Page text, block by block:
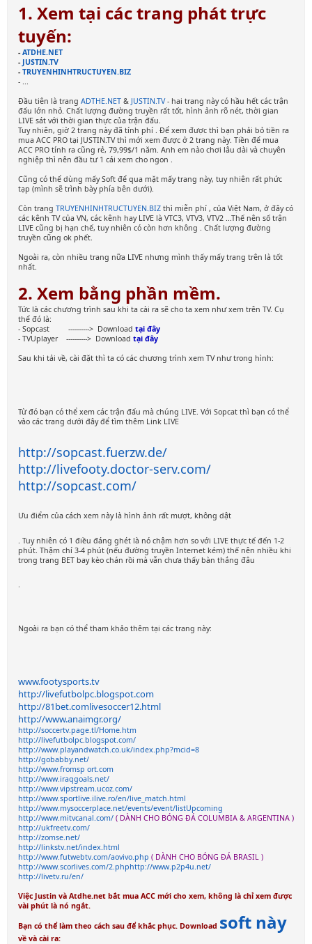
1. Xem tại các trang phát trực
tuyến:
- ATDHE.NET
- JUSTIN.TV
- TRUYENHINHTRUCTUYEN.BIZ
- ...
Đầu tiên là trang ADTHE.NET & JUSTIN.TV- hai trang này có hầu hết các trận
đấu lớn nhỏ. Chất lượng đường truyền rất tốt, hình ảnh rõ nét, thời gian
LIVE sát với thời gian thực của trận đấu.
Tuy nhiên, giờ 2 trang này đã tính phí
. Để xem được thì bạn phải bỏ tiền ra
mua ACC PRO tại JUSTIN.TV thì mới xem được ở 2 trang này. Tiền để mua
ACC PRO tính ra cũng rẻ, 79,99$/1 năm. Anh em nào chơi lâu dài và chuyên
nghiệp thì nên đầu tư 1 cái xem cho ngon
Cũng có thể dùng mấy Soft để qua mặt mấy trang này, tuy nhiên rất phức
tạp (mình sẽ trình bày phía bên dưới).
Còn trang TRUYENHINHTRUCTUYEN.BIZ thì miễn phí , của Việt Nam, ở đây có
các kênh TV của VN, các kênh hay LIVE là VTC3, VTV3, VTV2 ...Thế nên số trận
LIVE cũng bị hạn chế, tuy nhiên có còn hơn không
. Chất lượng đường
truyền cũng ok phết.
Ngoài ra, còn nhiều trang nữa LIVE nhưng mình thấy mấy trang trên là tốt
nhất.
2. Xem bằng phần mềm.
Tức là các chương trình sau khi ta cài ra sẽ cho ta xem như xem trên TV. Cụ
thể đó là:
- Sopcast ----------> Download tại đây
- TVUplayer ----------> Download tại đây
Sau khi tải về, cài đặt thì ta có các chương trình xem TV như trong hình:
Từ đó bạn có thể xem các trận đấu mà chúng LIVE. Với Sopcat thì bạn có thể
vào các trang dưới đây để tìm thêm Link LIVE
http://sopcast.fuerzw.de/
http://livefooty.doctor-serv.com/
http://sopcast.com/
Ưu điểm của cách xem này là hình ảnh rất mượt, không dật
. Tuy nhiên có 1 điều đáng ghét là nó chậm hơn so với LIVE thực tế đến 1-2
phút. Thậm chí 3-4 phút (nếu đường truyền Internet kém) thế nên nhiều khi
trong trang BET bay kèo chán rồi mà vẫn chưa thấy bàn thắng đâu
.
Ngoài ra bạn có thể tham khảo thêm tại các trang này:
www.footysports.tv
http://livefutbolpc.blogspot.com
http://81bet.comlivesoccer12.html
http://www.anaimgr.org/
http://soccertv.page.tl/Home.htm
http://livefutbolpc.blogspot.com/
http://www.playandwatch.co.uk/index.php?mcid=8
http://gobabby.net/
http://www.fromsp ort.com
http://www.iraqgoals.net/
http://www.vipstream.ucoz.com/
http://www.sportlive.ilive.ro/en/live_match.html
http://www.mysoccerplace.net/events/event/listUpcoming
http://www.mitvcanal.com/ ( DÀNH CHO BÓNG ĐÁ COLUMBIA & ARGENTINA )
http://ukfreetv.com/
http://zomse.net/
http://linkstv.net/index.html
http://www.futwebtv.com/aovivo.php ( DÀNH CHO BÓNG ĐÁ BRASIL )
http://www.scorlives.com/2.phphttp://www.p2p4u.net/
http://livetv.ru/en/
Việc Justin và Atdhe.net bắt mua ACC mới cho xem, không là chỉ xem được
vài phút là nó ngắt.
Bạn có thể làm theo cách sau để khắc phục. Download soft này
về và cài ra: